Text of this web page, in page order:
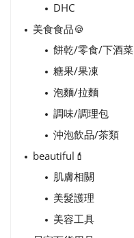
DHC
美食食品🍪
餅乾/零食/下酒菜
糖果/果凍
泡麵/拉麵
調味/調理包
沖泡飲品/茶類
beautiful💄
肌膚相關
美髮護理
美容工具